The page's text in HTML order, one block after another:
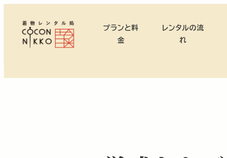
テ
プランと料
金
レンタルの流
れ